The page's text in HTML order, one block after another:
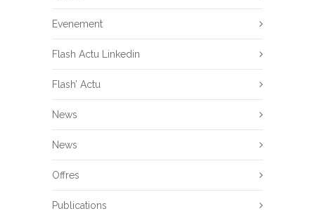
Evenement
Flash Actu Linkedin
Flash’ Actu
News
News
Offres
Publications